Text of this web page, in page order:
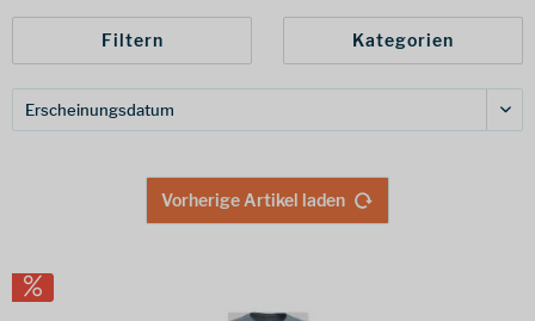
Filtern Kategorien
Vorherige Artikel laden